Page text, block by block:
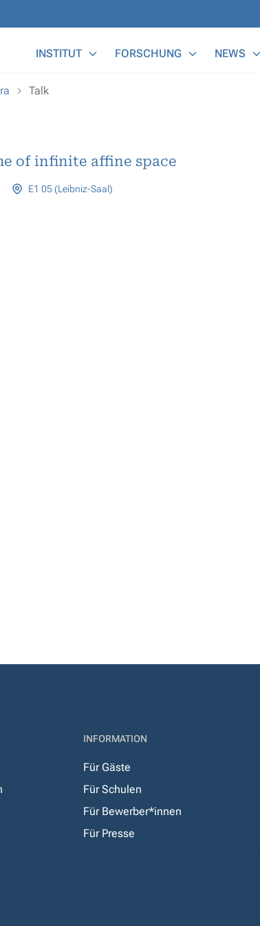
INSTITUT FORSCHUNG NEWS
Talk
of infinite affine space
E1 05 (Leibniz-Saal)
INFORMATION
Für Gäste
Für Schulen
Für Bewerber*innen
Für Presse